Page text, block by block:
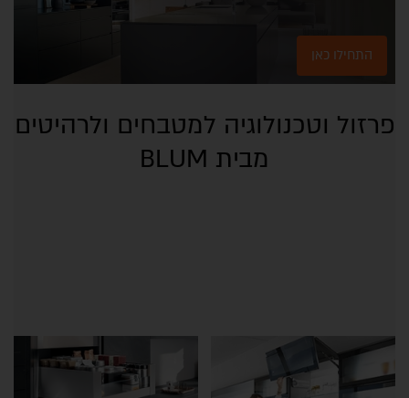
התחילו כאן
פרזול וטכנולוגיה למטבחים ולרהיטים
מבית BLUM